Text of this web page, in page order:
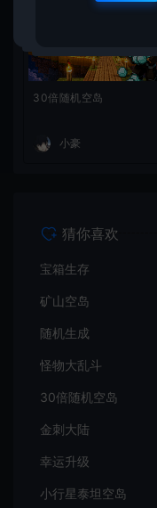
30倍随机空岛
小豪
猜你喜欢
宝箱生存
矿山空岛
随机生成
怪物大乱斗
30倍随机空岛
金刺大陆
幸运升级
小行星泰坦空岛